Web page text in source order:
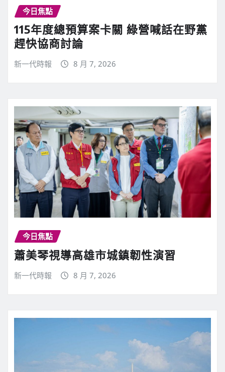
今日焦點
115年度總預算案卡關 綠營喊話在野黨
趕快協商討論
新一代時報 8 月 7, 2026
今日焦點
蕭美琴視導高雄市城鎮韌性演習
新一代時報 8 月 7, 2026